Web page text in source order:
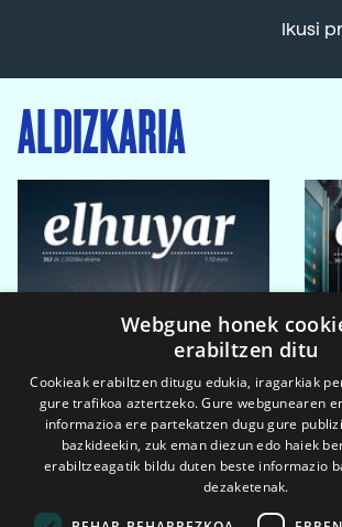
Ikusi
ALDIZKARIA
Webgune honek
erabiltzen ditu
Cookieak erabiltzen ditugu edukia, iragarkiak
gure trafikoa aztertzeko. Gure webgunearen
informazioa ere partekatzen dugu gure
bazkideekin, zuk eman diezun edo haiek
erabiltzeagatik bildu duten beste informazio
dezaketenak.